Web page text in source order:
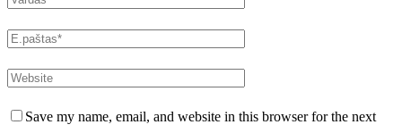
Save my name, email, and website in this browser for the next